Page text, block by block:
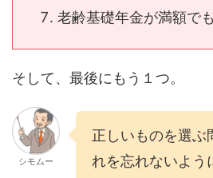
老齢基礎年金が満額で
そして、最後にもう１つ。
シモムー
正しいものを選ぶ
れを忘れないよう